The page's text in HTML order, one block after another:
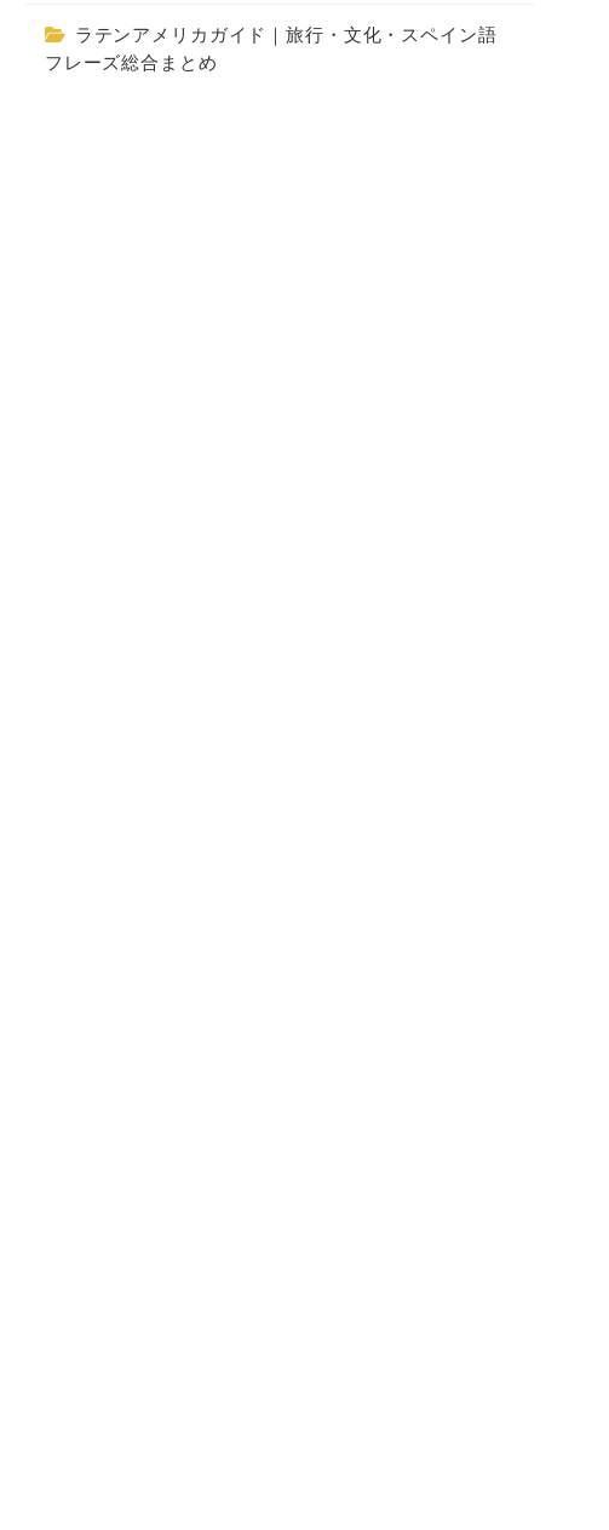
ラテンアメリカガイド｜旅行・文化・スペイン語
フレーズ総合まとめ